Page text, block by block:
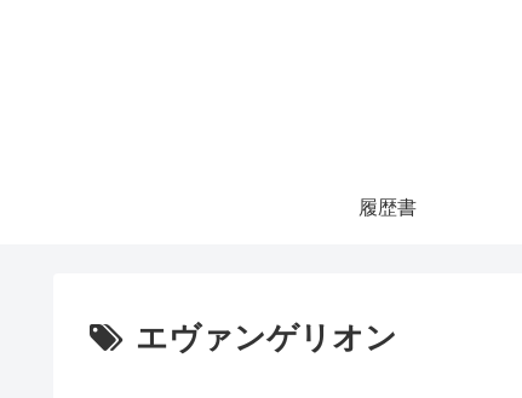
履歴書
エヴァンゲリオン